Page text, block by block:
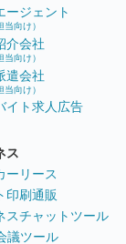
ージェント
当向け）
介会社
当向け）
遣会社
当向け）
イト求人広告
ス
ーリース
印刷通販
スチャットツール
議ツール